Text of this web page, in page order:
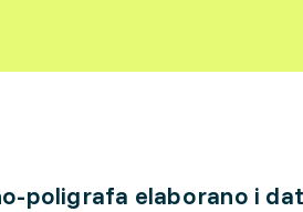
poligrafa elaborano i